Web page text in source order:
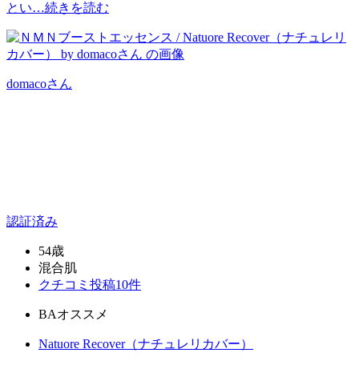
とい…続きを読む
domacoさん
認証済み
54歳
混合肌
クチコミ投稿10件
BAオススメ
Natuore Recover（ナチュレリカバー）